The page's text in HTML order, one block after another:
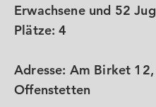
Erwachsene und 52
Plätze: 4
Adresse: Am Birket
Offenstetten